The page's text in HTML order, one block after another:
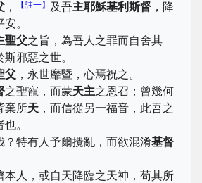
， 【註一】 及吾主耶穌基利斯督 ，降
。
聖父之旨，為吾人之罪而自舍其
邪惡之世。
父 ，永世靡暨，心焉祝之。
之聖寵，而蒙天主之恩召；曾幾何
棄所天 ，而信從另一福音，此吾之
。
？特有人予爾攪亂，而欲混淆基督
本人，或自天降臨之天神，苟其所